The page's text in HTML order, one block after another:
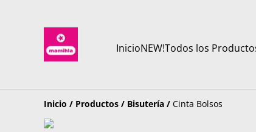
InicioNEW!Todos los
Inicio / Productos / Bisutería / Cinta Bolsos